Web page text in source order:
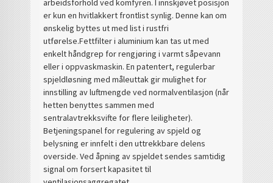
arbeidsforhold ved komfyren. I innskjøvet posisjon
er kun en hvitlakkert frontlist synlig. Denne kan om
ønskelig byttes ut med list i rustfri
utførelse.Fettfilter i aluminium kan tas ut med
enkelt håndgrep for rengjøring i varmt såpevann
eller i oppvaskmaskin. En patentert, regulerbar
spjeldløsning med måleuttak gir mulighet for
innstilling av luftmengde ved normalventilasjon (når
hetten benyttes sammen med
sentralavtrekksvifte for flere leiligheter).
Betjeningspanel for regulering av spjeld og
belysning er innfelt i den uttrekkbare delens
overside. Ved åpning av spjeldet sendes samtidig
signal om forsert kapasitet til